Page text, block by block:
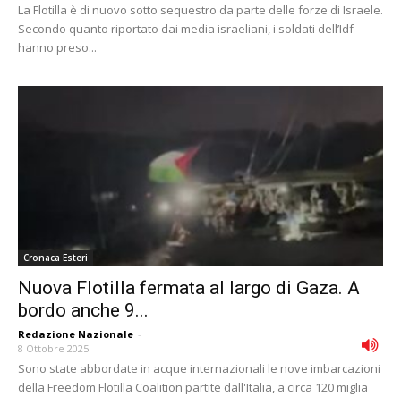
La Flotilla è di nuovo sotto sequestro da parte delle forze di Israele.
Secondo quanto riportato dai media israeliani, i soldati dell’Idf
hanno preso...
Cronaca Esteri
Nuova Flotilla fermata al largo di Gaza. A
bordo anche 9...
Redazione Nazionale -
8 Ottobre 2025
Sono state abbordate in acque internazionali le nove imbarcazioni
della Freedom Flotilla Coalition partite dall'Italia, a circa 120 miglia